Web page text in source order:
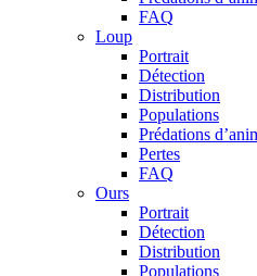
FAQ
Loup
Portrait
Détection
Distribution
Populations
Prédations
Pertes
FAQ
Ours
Portrait
Détection
Distribution
Populations